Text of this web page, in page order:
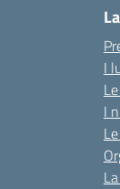
I
I